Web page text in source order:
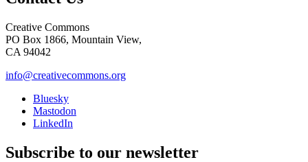
Creative Commons
PO Box 1866, Mountain View,
CA 94042
info@creativecommons.org
Bluesky
Mastodon
LinkedIn
Subscribe to our newsletter